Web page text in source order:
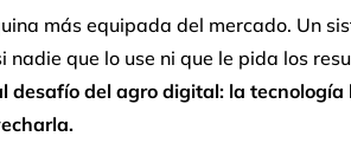
más equipada del mercado. Un
nadie que lo use ni que le pida los
desafío del agro digital: la tecnología